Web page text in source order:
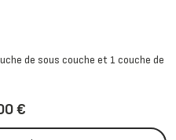
de sous couche et 1 couche de
€